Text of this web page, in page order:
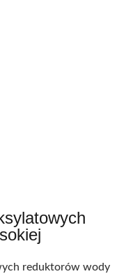
reduktorów wody